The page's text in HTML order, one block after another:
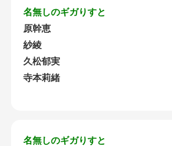
名無しのギガりすと
原幹恵
紗綾
久松郁実
寺本莉緒
名無しのギガりすと